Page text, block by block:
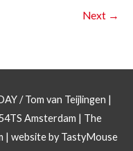
Next →
/ Tom van Teijlingen |
Amsterdam | The
| website by TastyMouse